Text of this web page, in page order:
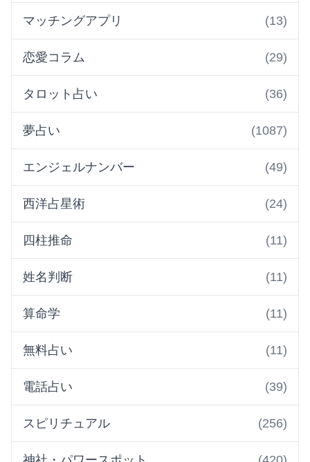
マッチングアプリ (13)
恋愛コラム (29)
タロット占い (36)
夢占い (1087)
エンジェルナンバー (49)
西洋占星術 (24)
四柱推命 (11)
姓名判断 (11)
算命学 (11)
無料占い (11)
電話占い (39)
スピリチュアル (256)